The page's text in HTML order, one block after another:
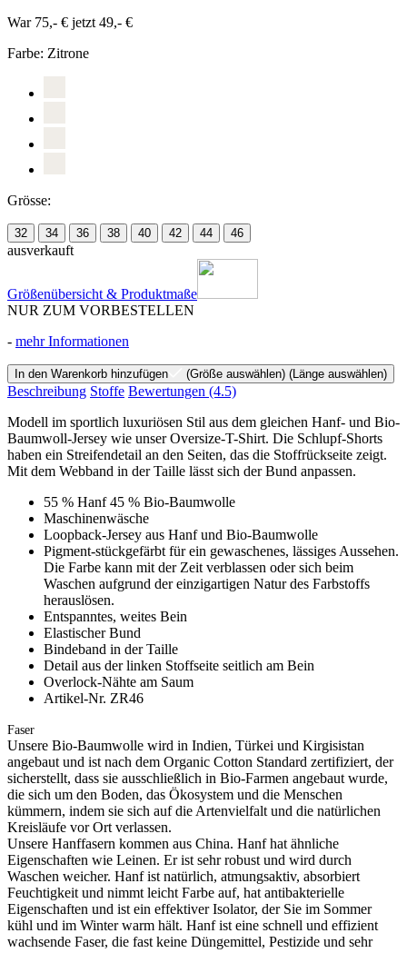
War 75,- € jetzt 49,- €
Farbe: Zitrone
Grösse:
32 34 36 38 40 42 44 46
ausverkauft
Größenübersicht & Produktmaße
NUR ZUM VORBESTELLEN
- mehr Informationen
In den Warenkorb hinzufügen (Größe auswählen) (Länge auswählen)
Beschreibung Stoffe Bewertungen (4.5)
Modell im sportlich luxuriösen Stil aus dem gleichen Hanf- und Bio-
Baumwoll-Jersey wie unser Oversize-T-Shirt. Die Schlupf-Shorts
haben ein Streifendetail an den Seiten, das die Stoffrückseite zeigt.
Mit dem Webband in der Taille lässt sich der Bund anpassen.
55 % Hanf 45 % Bio-Baumwolle
Maschinenwäsche
Loopback-Jersey aus Hanf und Bio-Baumwolle
Pigment-stückgefärbt für ein gewaschenes, lässiges Aussehen.
Die Farbe kann mit der Zeit verblassen oder sich beim
Waschen aufgrund der einzigartigen Natur des Farbstoffs
herauslösen.
Entspanntes, weites Bein
Elastischer Bund
Bindeband in der Taille
Detail aus der linken Stoffseite seitlich am Bein
Overlock-Nähte am Saum
Artikel-Nr. ZR46
Faser
Unsere Bio-Baumwolle wird in Indien, Türkei und Kirgisistan
angebaut und ist nach dem Organic Cotton Standard zertifiziert, der
sicherstellt, dass sie ausschließlich in Bio-Farmen angebaut wurde,
die sich um den Boden, das Ökosystem und die Menschen
kümmern, indem sie sich auf die Artenvielfalt und die natürlichen
Kreisläufe vor Ort verlassen.
Unsere Hanffasern kommen aus China. Hanf hat ähnliche
Eigenschaften wie Leinen. Er ist sehr robust und wird durch
Waschen weicher. Hanf ist natürlich, atmungsaktiv, absorbiert
Feuchtigkeit und nimmt leicht Farbe auf, hat antibakterielle
Eigenschaften und ist ein effektiver Isolator, der Sie im Sommer
kühl und im Winter warm hält. Hanf ist eine schnell und effizient
wachsende Faser, die fast keine Düngemittel, Pestizide und sehr